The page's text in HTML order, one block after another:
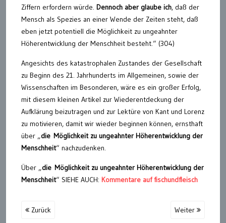
Ziffern erfordern würde. Dennoch aber glaube ich, daß der
Mensch als Spezies an einer Wende der Zeiten steht, daß
eben jetzt potentiell die Möglichkeit zu ungeahnter
Höherentwicklung der Menschheit besteht.“ (304)
Angesichts des katastrophalen Zustandes der Gesellschaft
zu Beginn des 21. Jahrhunderts im Allgemeinen, sowie der
Wissenschaften im Besonderen, wäre es ein großer Erfolg,
mit diesem kleinen Artikel zur Wiederentdeckung der
Aufklärung beizutragen und zur Lektüre von Kant und Lorenz
zu motivieren, damit wir wieder beginnen können, ernsthaft
über „die Möglichkeit zu ungeahnter Höherentwicklung der
Menschheit“ nachzudenken.
Über „die Möglichkeit zu ungeahnter Höherentwicklung der
Menschheit“ SIEHE AUCH: Kommentare auf fischundfleisch
Zurück Weiter